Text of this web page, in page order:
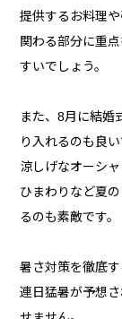
提供するお料理
関わる部分に重
すいでしょう。
また、8月に結婚
り入れるのも良い
涼しげなオーシ
ひまわりなど夏
るのも素敵です。
暑さ対策を徹底す
連日猛暑が予想